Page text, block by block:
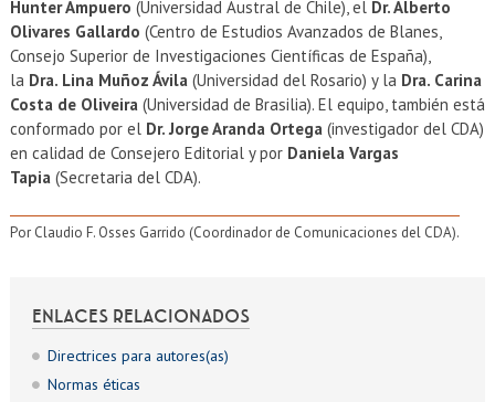
ENLACES RELACIONADOS
Directrices para autores(as)
Normas éticas
Hunter Ampuero (Universidad Austral de Chile), el Dr. Alberto
Olivares Gallardo (Centro de Estudios Avanzados de Blanes,
Consejo Superior de Investigaciones Científicas de España),
la Dra. Lina Muñoz Ávila(Universidad del Rosario) y la Dra. Carina
Costa de Oliveira(Universidad de Brasilia). El equipo, también está
conformado por el Dr. Jorge Aranda Ortega(investigador del CDA)
en calidad de Consejero Editorial y por Daniela Vargas
Tapia(Secretaria del CDA).
Por Claudio F. Osses Garrido (Coordinador de Comunicaciones del CDA).